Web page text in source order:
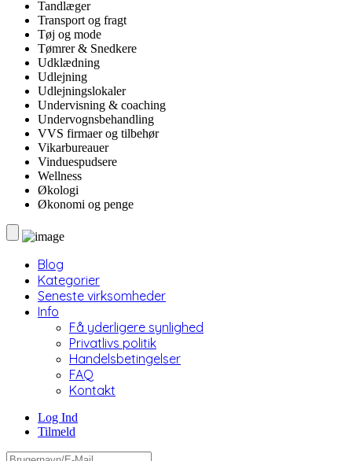
Tandlæger
Transport og fragt
Tøj og mode
Tømrer & Snedkere
Udklædning
Udlejning
Udlejningslokaler
Undervisning & coaching
Undervognsbehandling
VVS firmaer og tilbehør
Vikarbureauer
Vinduespudsere
Wellness
Økologi
Økonomi og penge
Blog
Kategorier
Seneste virksomheder
Info
Få yderligere synlighed
Privatlivs politik
Handelsbetingelser
FAQ
Kontakt
Log Ind
Tilmeld